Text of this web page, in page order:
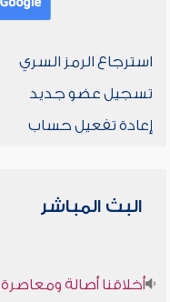
استرجاع الرمز السري
تسجيل عضو جديد
إعادة تفعيل حساب
البث المباشر
أخلاقنا أصالة ومعاصرة